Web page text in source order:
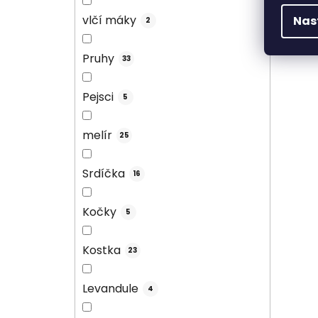
vlčí máky 2
Pruhy 33
Pejsci 5
melír 25
Srdíčka 16
Kočky 5
Kostka 23
Levandule 4